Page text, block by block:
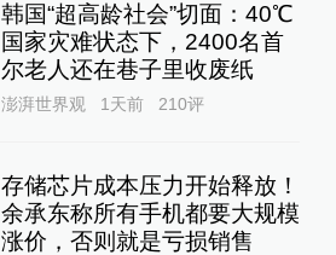
韩国“超高龄社会”切面：40℃
国家灾难状态下，2400名首
尔老人还在巷子里收废纸
澎湃世界观 1天前 210评
存储芯片成本压力开始释放！
余承东称所有手机都要大规模
涨价，否则就是亏损销售